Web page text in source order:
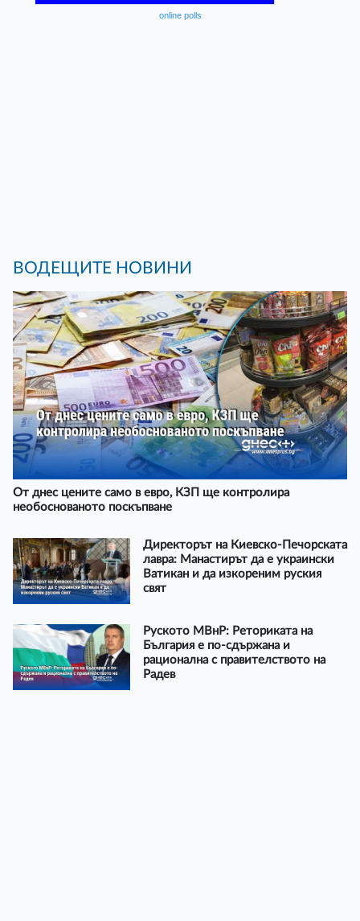
online polls
ВОДЕЩИТЕ НОВИНИ
От днес цените само в евро, КЗП ще контролира
необоснованото поскъпване
Директорът на Киевско-Печорската
лавра: Манастирът да е украински
Ватикан и да изкореним руския
свят
Руското МВнР: Реториката на
България е по-сдържана и
рационална с правителството на
Радев